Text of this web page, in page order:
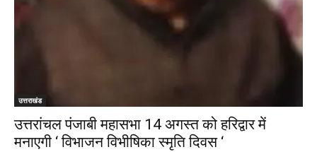
उत्तराखंड
उत्तरांचल पंजाबी महासभा 14 अगस्त को हरिद्वार में
मनाएगी ‘ विभाजन विभीषिका स्मृति दिवस ‘